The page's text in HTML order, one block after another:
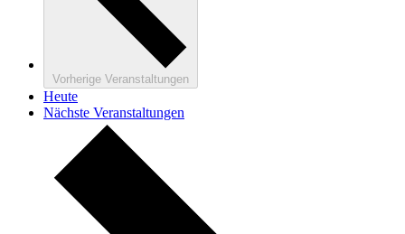
Vorherige Veranstaltungen
Heute
Nächste Veranstaltungen